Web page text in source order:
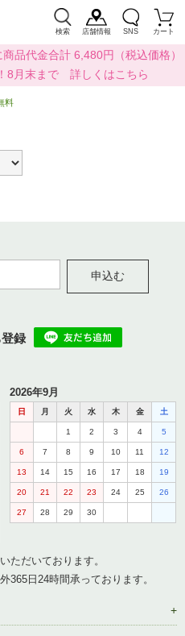
検索 店舗情報 SNS カート
品代金合計 6,480円（税込価格）
8月末まで 詳しくはこちら
料
申込む
録
2026年9月
日 月 火 水 木 金 土
1 2 3 4 5
6 7 8 9 10 11 12
13 14 15 16 17 18 19
20 21 22 23 24 25 26
27 28 29 30
ただいております。
365日24時間承っております。